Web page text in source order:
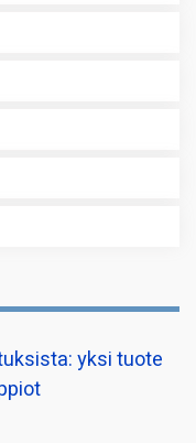
yksi tuote